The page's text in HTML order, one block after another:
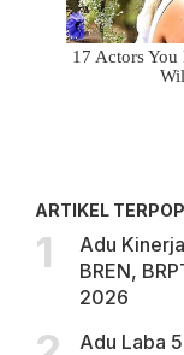
ARTIKEL
Adu
BREN,
2026
Adu Laba